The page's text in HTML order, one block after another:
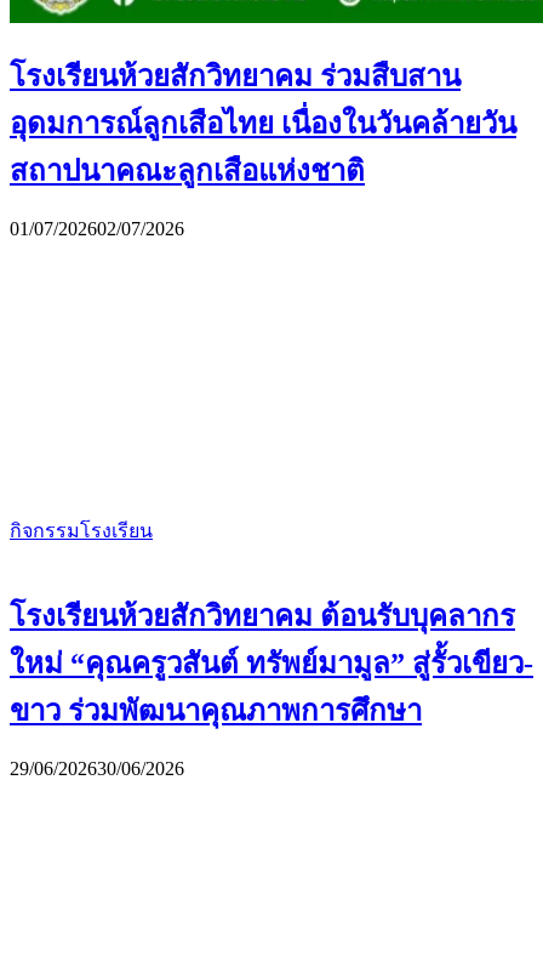
โรงเรียนห้วยสักวิทยาคม ร่วมสืบสาน
อุดมการณ์ลูกเสือไทย เนื่องในวันคล้ายวัน
สถาปนาคณะลูกเสือแห่งชาติ
01/07/202602/07/2026
กิจกรรมโรงเรียน
โรงเรียนห้วยสักวิทยาคม ต้อนรับบุคลากร
ใหม่ “คุณครูวสันต์ ทรัพย์มามูล” สู่รั้วเขียว-
ขาว ร่วมพัฒนาคุณภาพการศึกษา
29/06/202630/06/2026